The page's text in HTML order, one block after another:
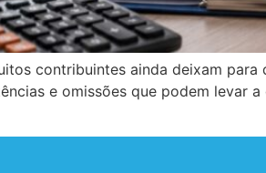
contribuintes ainda deixam
e omissões que podem levar